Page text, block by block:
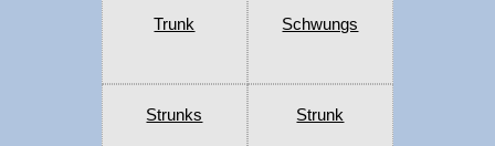
Trunk Schwungs
Strunks Strunk